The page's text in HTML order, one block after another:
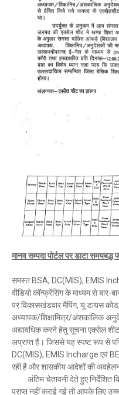
मानव सम्पदा पोर्टल पर डाटा
समस्त BSA, DC(MIS), EMIS
वीडियो कॉन्फ्रेंसिंग के माध्यम से बार-
पर विकासखंडवार मैपिंग, यू डायस
अध्यापक/शिक्षामित्र/अंशकालिक
अद्यावधिक करने हेतु सूचना एक्सेल
अप्राप्त है। जिससे यह स्पष्ट रूप से
DC(MIS), EMIS Incharge एवं
रही है और शासकीय आदेशों की
अंतिम चेतावनी देते हुए निर्देशित
प्राप्त नहीं कराई गई तो आपके लिए